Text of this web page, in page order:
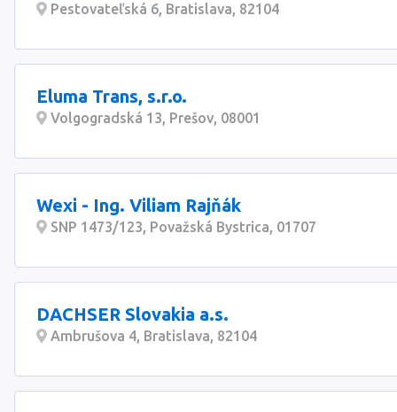
Pestovateľská 6, Bratislava, 82104
Eluma Trans, s.r.o.
Volgogradská 13, Prešov, 08001
Wexi - Ing. Viliam Rajňák
SNP 1473/123, Považská Bystrica, 01707
DACHSER Slovakia a.s.
Ambrušova 4, Bratislava, 82104